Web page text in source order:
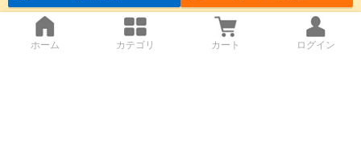
ホーム カテゴリ カート ログイン